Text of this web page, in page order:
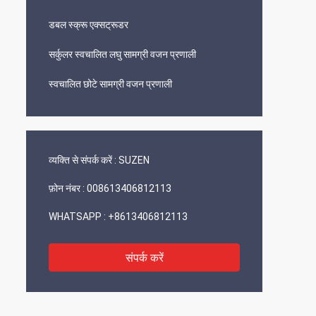
डबल स्क्रू एक्सट्रूडर
सर्कुलर स्वचालित लघु सामग्री वजन प्रणाली
स्वचालित छोटे सामग्री वजन प्रणाली
व्यक्ति से संपर्क करें : SUZEN
फ़ोन नंबर : 008613406812113
WHATSAPP : +8613406812113
संपर्क करें